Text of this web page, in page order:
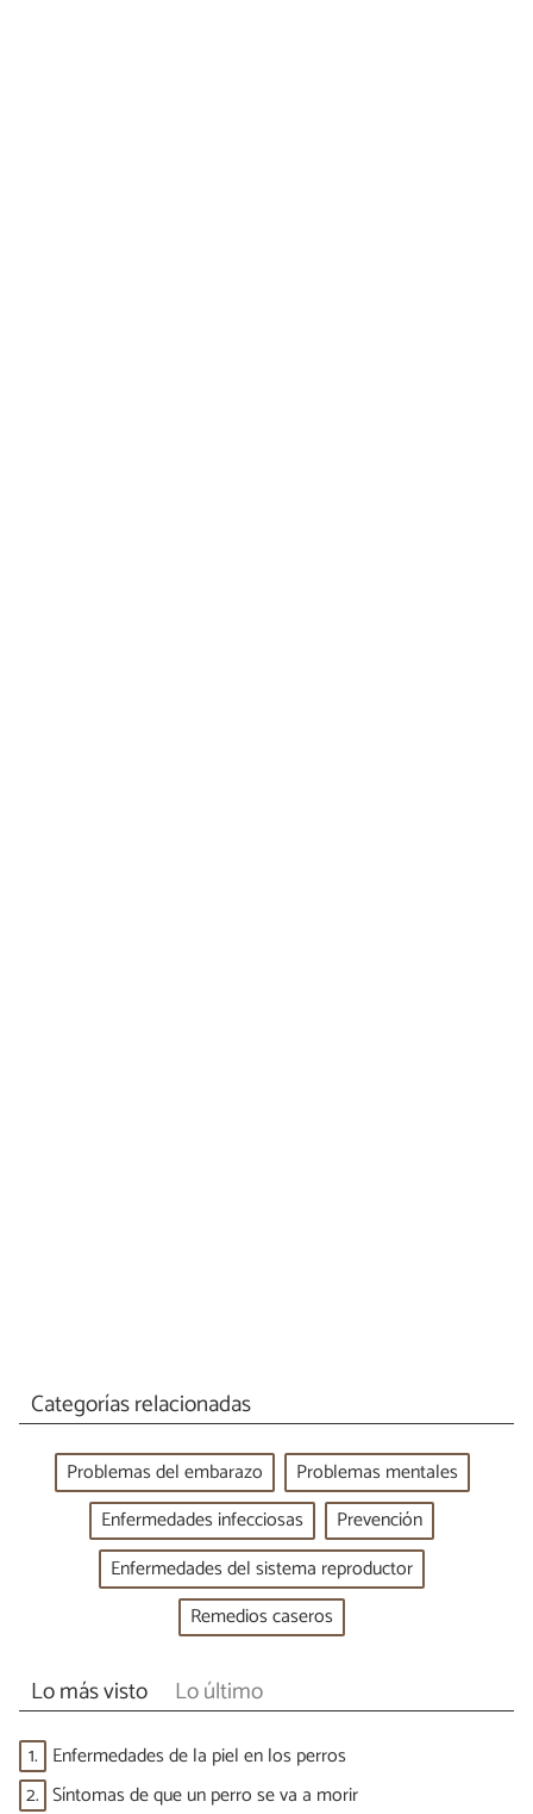
Categorías relacionadas
Problemas del embarazo
Problemas mentales
Enfermedades infecciosas
Prevención
Enfermedades del sistema reproductor
Remedios caseros
Lo más visto Lo último
1. Enfermedades de la piel en los perros
2. Síntomas de que un perro se va a morir